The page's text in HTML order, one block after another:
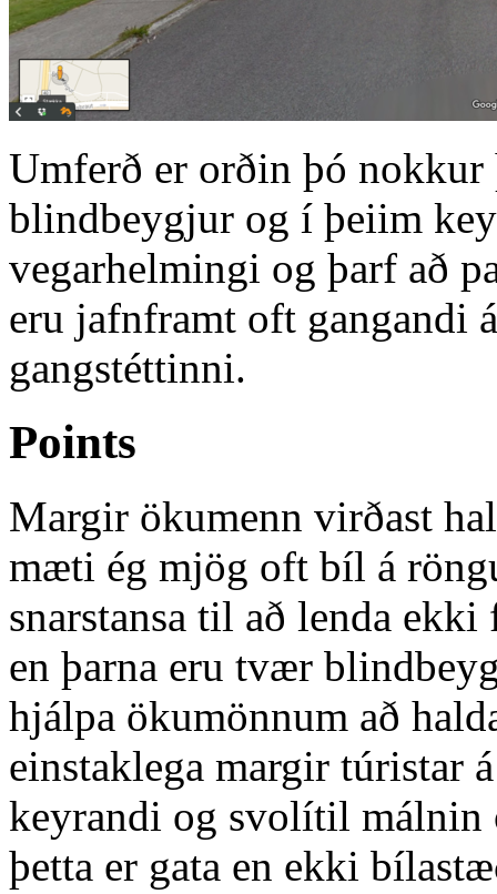
Umferð er orðin þó
blindbeygjur og í þeiim
vegarhelmingi og þarf að
eru jafnframt oft gangandi
gangstéttinni.
Points
Margir ökumenn virðast
mæti ég mjög oft bíl á
snarstansa til að lenda
en þarna eru tvær
hjálpa ökumönnum að
einstaklega margir túristar
keyrandi og svolítil málnin
þetta er gata en ekki